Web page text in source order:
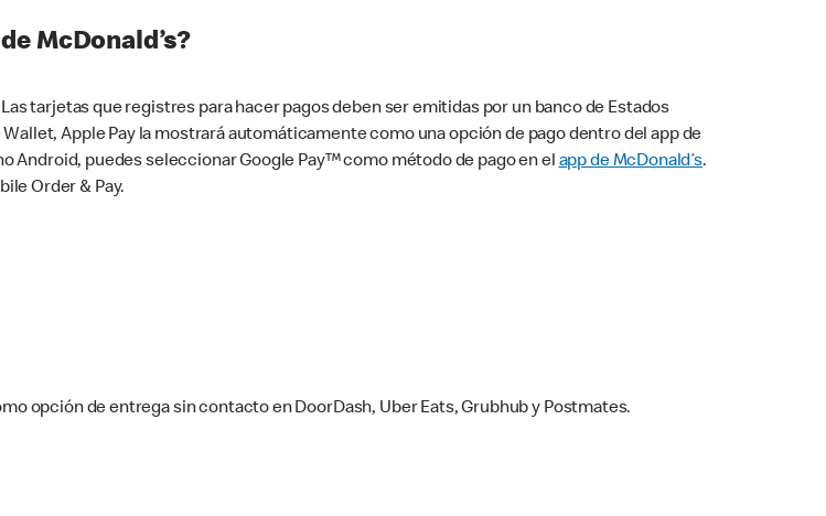
McDonald’s?
tarjetas que registres para hacer pagos deben ser emitidas por un banco de Estados
Apple Pay la mostrará automáticamente como una opción de pago dentro del app de
Android, puedes seleccionar Google Pay™ como método de pago en elapp de McDonald’s.
Order & Pay.
opción de entrega sin contacto en DoorDash, Uber Eats, Grubhub y Postmates.